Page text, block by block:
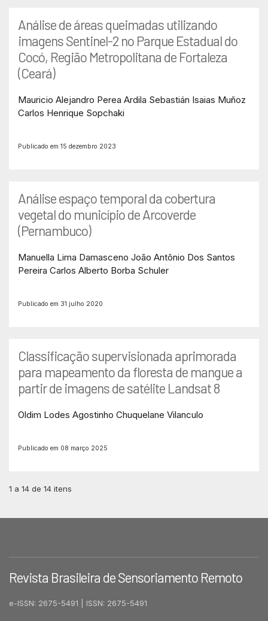
Análise de áreas queimadas utilizando
imagens Sentinel-2 no Parque Estadual do
Cocó, Região Metropolitana de Fortaleza
(Ceará)
Mauricio Alejandro Perea Ardila Sebastián Isaias Muñoz
Carlos Henrique Sopchaki
Publicado em 15 dezembro 2023
Análise espaço temporal da cobertura
vegetal do município de Arcoverde
(Pernambuco)
Manuella Lima Damasceno João Antônio Dos Santos
Pereira Carlos Alberto Borba Schuler
Publicado em 31 julho 2020
Classificação supervisionada aprimorada
para mapeamento da floresta de mangue a
partir de imagens de satélite Landsat 8
Oldim Lodes Agostinho Chuquelane Vilanculo
Publicado em 08 março 2025
1 a 14 de 14 itens
Revista Brasileira de Sensoriamento Remoto
e-ISSN: 2675-5491 | ISSN: 2675-5491